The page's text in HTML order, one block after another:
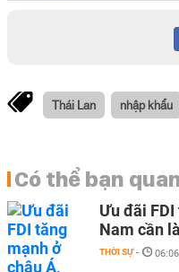
Thái Lan nhập khẩu
Có thể bạn
Ưu đãi
Nam cần
THỜI SỰ -